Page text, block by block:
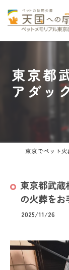
東京都
アダッ
東京都武蔵
の火葬をお
2025/11/26